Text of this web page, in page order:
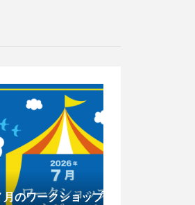
ショップのお知